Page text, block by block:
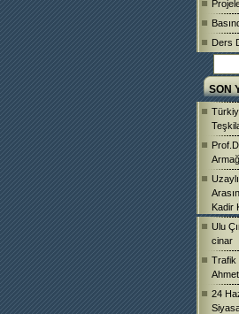
Ders
SON
Kadir
Ulu
cinar
Trafik
24